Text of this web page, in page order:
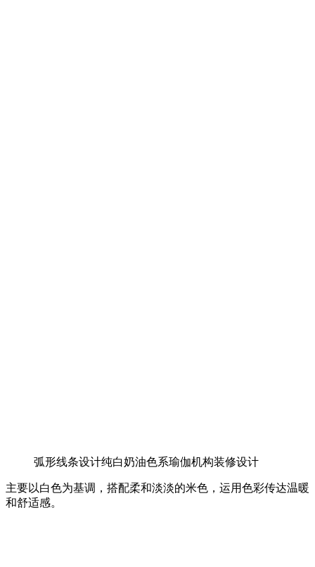
弧形线条设计纯白奶油色系瑜伽机构装修设计
主要以白色为基调，搭配柔和淡淡的米色，运用色彩传达温暖
和舒适感。